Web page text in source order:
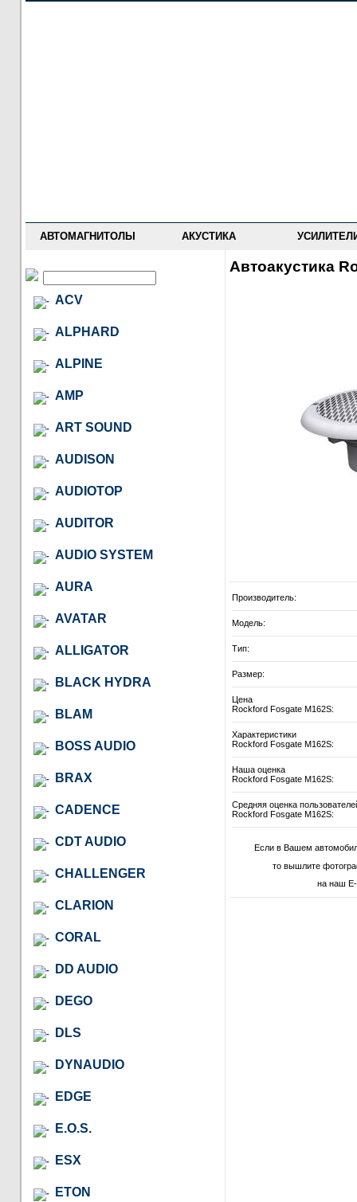
АВТОМАГНИТОЛЫ АКУСТИКА
ACV
ALPHARD
ALPINE
AMP
ART SOUND
AUDISON
AUDIOTOP
AUDITOR
AUDIO SYSTEM
AURA
AVATAR
ALLIGATOR
BLACK HYDRA
BLAM
BOSS AUDIO
BRAX
CADENCE
CDT AUDIO
CHALLENGER
CLARION
CORAL
DD AUDIO
DEGO
DLS
DYNAUDIO
EDGE
E.O.S.
ESX
ETON
Автоакустика
Производитель:
Модель:
Тип:
Размер:
Цена
Rockford Fosgate M162S:
Характеристики
Rockford Fosgate M162S:
Наша оценка
Rockford Fosgate M162S:
Средняя оценка
Rockford Fosgate M162S:
Если в Вашем
то вышлите
на наш